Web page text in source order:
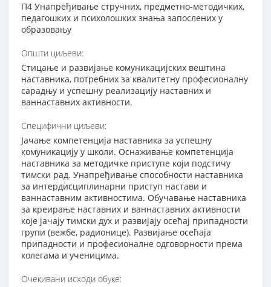
П4 Унапређивање стручних, предметно-методичких,
педагошких и психолошких знања запослених у
образовању
Општи циљеви:
Стицање и развијање комуникацијских вештина
наставника, потребних за квалитетну професионалну
сарадњу и успешну реализацију наставних и
ваннаставних активности.
Специфични циљеви:
Јачање компетенција наставника за успешну
комуникацију у школи. Оснаживање компетенција
наставника за методичке приступе који подстичу
тимски рад. Унапређивање способности наставника
за интердисциплинарни приступ настави и
ваннаставним активностима. Обучавање наставника
за креирање наставних и ваннаставних активности
које јачају тимски дух и развијају осећај припадности
групи (вежбе, радионице). Развијање осећаја
припадности и професионалне одговорности према
колегама и ученицима.
Очекивани исходи обуке: